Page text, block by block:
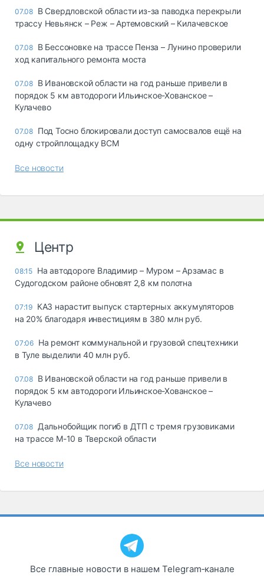
07.08 В Свердловской области из-за паводка перекрыли
трассу Невьянск – Реж – Артемовский – Килачевское
07.08 В Бессоновке на трассе Пенза – Лунино проверили
ход капитального ремонта моста
07.08 В Ивановской области на год раньше привели в
порядок 5 км автодороги Ильинское-Хованское –
Кулачево
07.08 Под Тосно блокировали доступ самосвалов ещё на
одну стройплощадку ВСМ
Все новости
Центр
08:15 На автодороге Владимир – Муром – Арзамас в
Судогодском районе обновят 2,8 км полотна
07:19 КАЗ нарастит выпуск стартерных аккумуляторов
на 20% благодаря инвестициям в 380 млн руб.
07:06 На ремонт коммунальной и грузовой спецтехники
в Туле выделили 40 млн руб.
07.08 В Ивановской области на год раньше привели в
порядок 5 км автодороги Ильинское-Хованское –
Кулачево
07.08 Дальнобойщик погиб в ДТП с тремя грузовиками
на трассе М-10 в Тверской области
Все новости
Все главные новости в нашем Telegram‑канале